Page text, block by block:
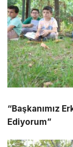
“Başkanımız
Ediyorum”